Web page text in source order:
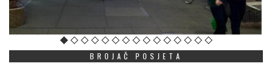
BROJAČ POSJETA